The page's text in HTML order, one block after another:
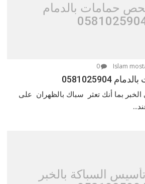
حمامات بالدمام
0
بما أنك تعثر سباك بالظهران على
السباكة بالخبر